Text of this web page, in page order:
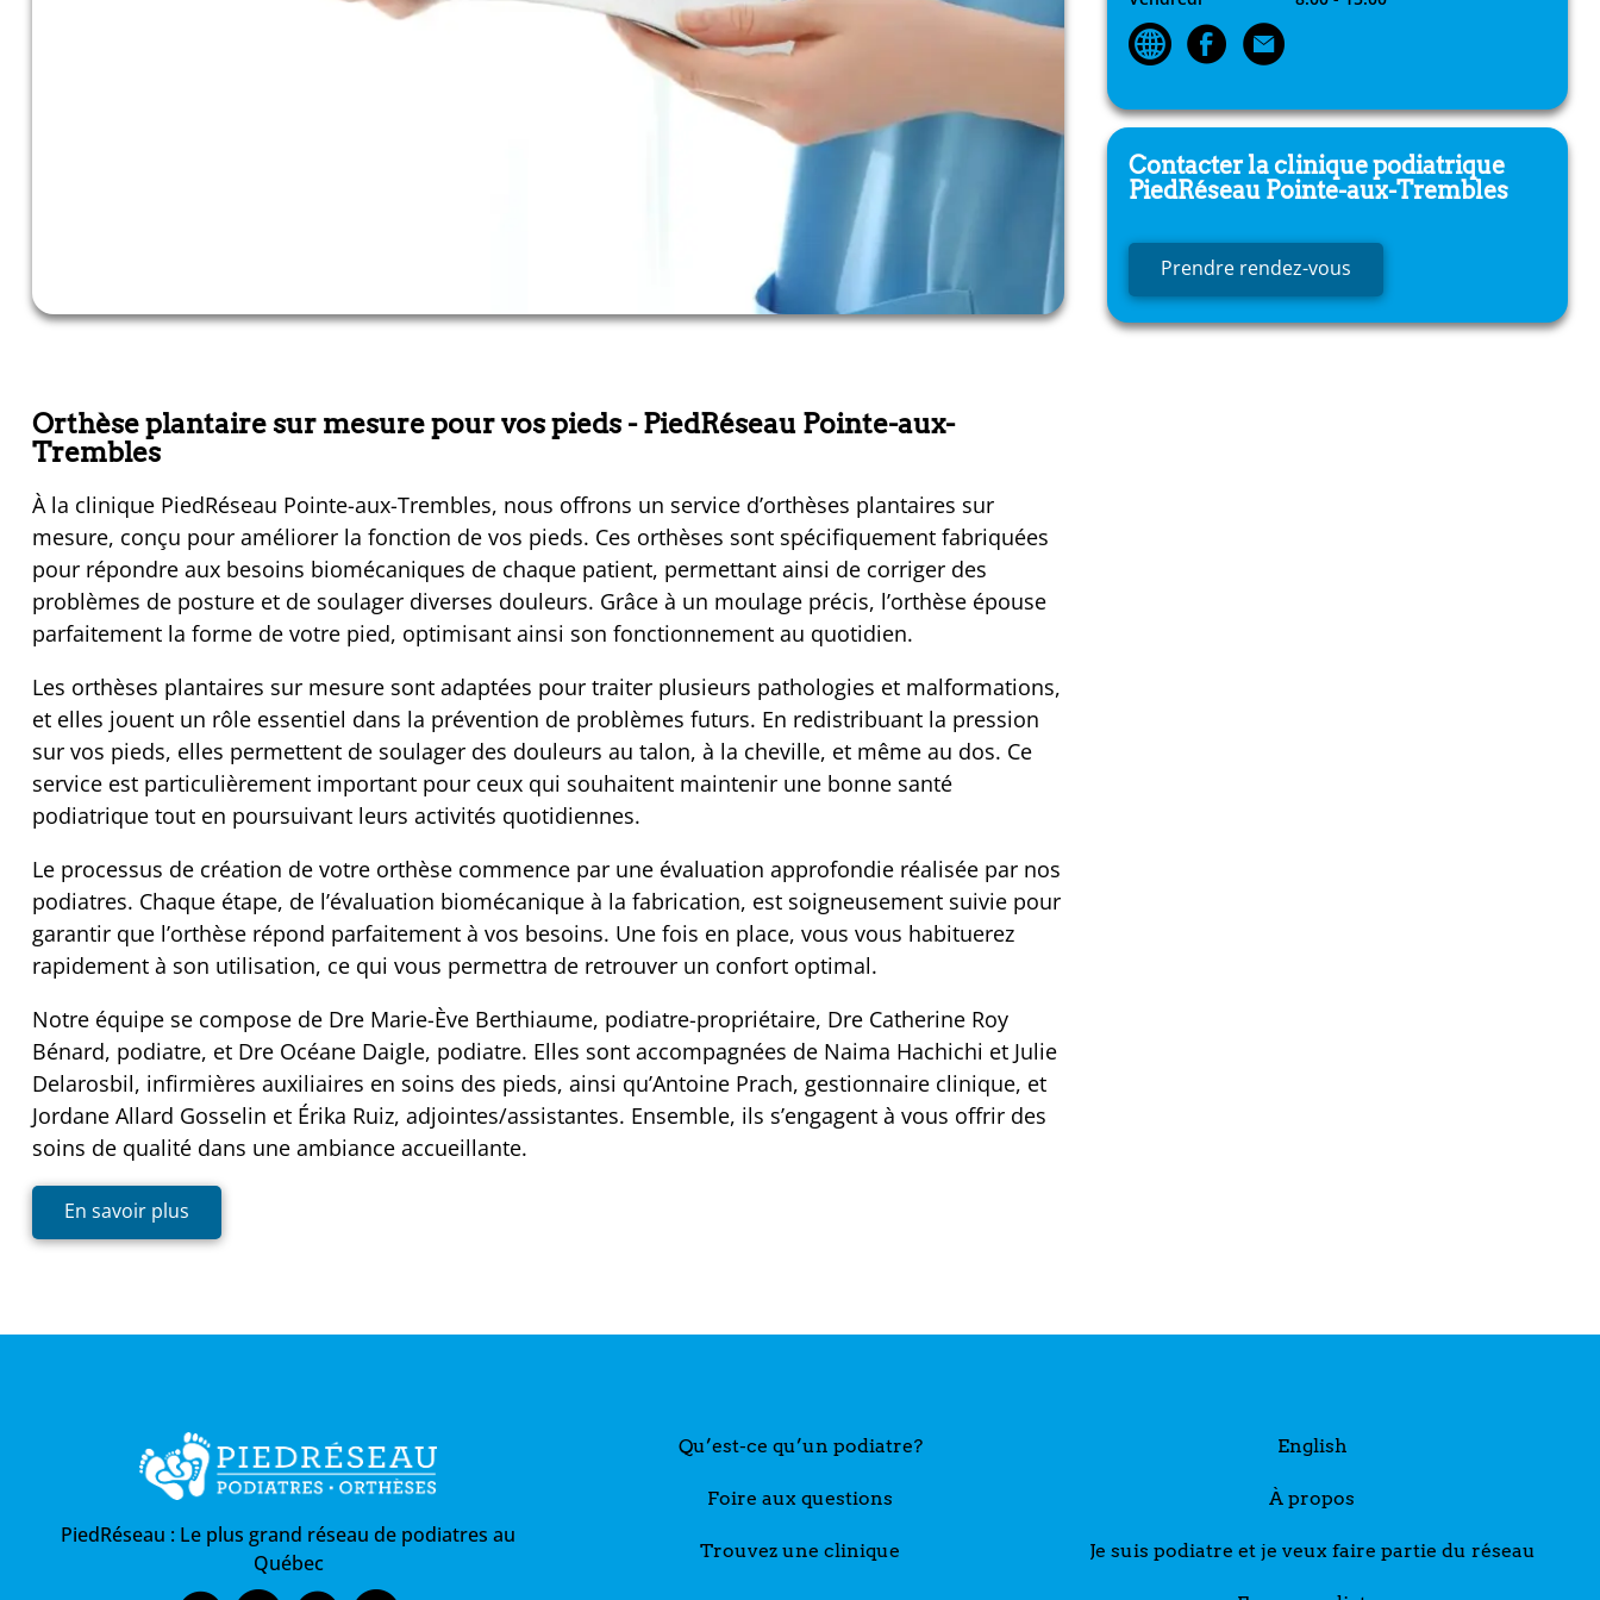
Orthèse plantaire sur mesure pour vos pieds - PiedRéseau Pointe-aux-
Trembles
À la clinique PiedRéseau Pointe-aux-Trembles, nous offrons un service d’orthèses plantaires sur
mesure, conçu pour améliorer la fonction de vos pieds. Ces orthèses sont spécifiquement fabriquées
pour répondre aux besoins biomécaniques de chaque patient, permettant ainsi de corriger des
problèmes de posture et de soulager diverses douleurs. Grâce à un moulage précis, l’orthèse épouse
parfaitement la forme de votre pied, optimisant ainsi son fonctionnement au quotidien.
Les orthèses plantaires sur mesure sont adaptées pour traiter plusieurs pathologies et malformations,
et elles jouent un rôle essentiel dans la prévention de problèmes futurs. En redistribuant la pression
sur vos pieds, elles permettent de soulager des douleurs au talon, à la cheville, et même au dos. Ce
service est particulièrement important pour ceux qui souhaitent maintenir une bonne santé
podiatrique tout en poursuivant leurs activités quotidiennes.
Le processus de création de votre orthèse commence par une évaluation approfondie réalisée par nos
podiatres. Chaque étape, de l’évaluation biomécanique à la fabrication, est soigneusement suivie pour
garantir que l’orthèse répond parfaitement à vos besoins. Une fois en place, vous vous habituerez
rapidement à son utilisation, ce qui vous permettra de retrouver un confort optimal.
Notre équipe se compose de Dre Marie-Ève Berthiaume, podiatre-propriétaire, Dre Catherine Roy
Bénard, podiatre, et Dre Océane Daigle, podiatre. Elles sont accompagnées de Naima Hachichi et Julie
Delarosbil, infirmières auxiliaires en soins des pieds, ainsi qu’Antoine Prach, gestionnaire clinique, et
Jordane Allard Gosselin et Érika Ruiz, adjointes/assistantes. Ensemble, ils s’engagent à vous offrir des
soins de qualité dans une ambiance accueillante.
En savoir plus
Contacter la clinique podiatrique
PiedRéseau Pointe-aux-Trembles
Prendre rendez-vous
PiedRéseau : Le plus grand réseau de podiatres au
Québec
Qu’est-ce qu’un podiatre?
Foire aux questions
Trouvez une clinique
English
À propos
Je suis podiatre et je veux faire partie du réseau